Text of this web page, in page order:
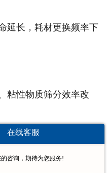
延长，耗材更换频率下
粘性物质筛分效率改
升级，以可持续方式
在线客服
咨询，期待为您服务!